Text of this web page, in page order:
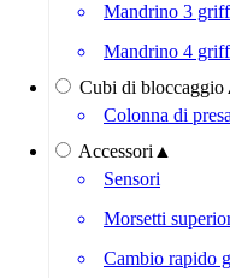
Mandrino 3
Mandrino 4
Cubi di bloccaggio
Colonna di
Accessori ▲
Sensori
Morsetti
Cambio rapido